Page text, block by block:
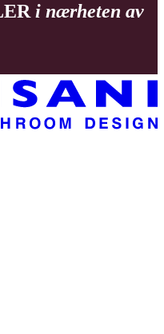
i nærheten av